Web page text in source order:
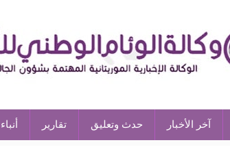
آخر الأخبار حدث وتعليق تقارير